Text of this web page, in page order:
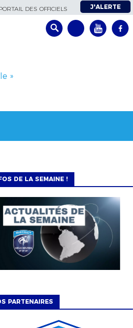
DES OFFICIELS J'ALERTE
»
DE LA SEMAINE !
PARTENAIRES